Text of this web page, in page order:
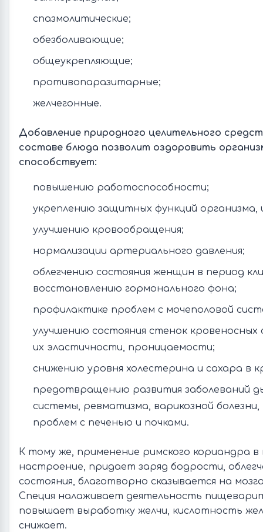
спазмолитические;
обезболивающие;
общеукрепляющие;
противопаразитарные;
желчегонные.
Добавление природного целительного
составе блюда позволит оздоровить
способствует:
повышению работоспособности;
укреплению защитных функций
улучшению кровообращения;
нормализации артериального давления;
облегчению состояния женщин в период
восстановлению гормонального фона;
профилактике проблем с мочеполовой
улучшению состояния стенок кровеносных
их эластичности, проницаемости;
снижению уровня холестерина и сахара в
предотвращению развития заболеваний
системы, ревматизма, варикозной
проблем с печенью и почками.
К тому же, применение римского кориандра
настроение, придает заряд бодрости,
состояния, благотворно сказывается на
Специя налаживает деятельность
повышает выработку желчи, кислотность
снижает.